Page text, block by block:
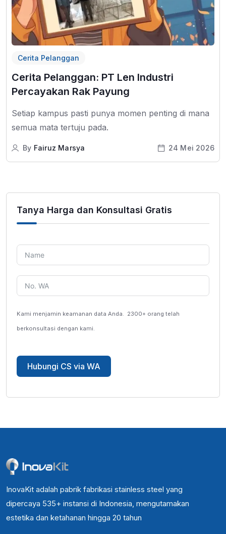
Cerita Pelanggan
Cerita Pelanggan: PT Len Industri
Percayakan Rak Payung
Setiap kampus pasti punya momen penting di mana
semua mata tertuju pada.
By Fairuz Marsya 24 Mei 2026
Tanya Harga dan Konsultasi Gratis
Kami menjamin keamanan data Anda. 2300+ orang telah
berkonsultasi dengan kami.
Hubungi CS via WA
InovaKit adalah pabrik fabrikasi stainless steel yang
dipercaya 535+ instansi di Indonesia, mengutamakan
estetika dan ketahanan hingga 20 tahun